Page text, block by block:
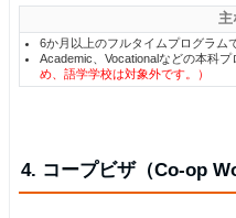
主
6か月以上のフルタイムプログラム
Academic、Vocationalなどの本科プ
め、語学学校は対象外です。）
4. コープビザ（Co-op